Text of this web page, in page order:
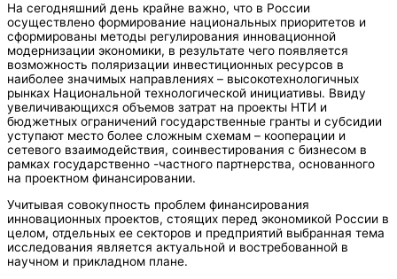
На сегодняшний день крайне важно, что в России
осуществлено формирование национальных приоритетов и
сформированы методы регулирования инновационной
модернизации экономики, в результате чего появляется
возможность поляризации инвестиционных ресурсов в
наиболее значимых направлениях – высокотехнологичных
рынках Национальной технологической инициативы. Ввиду
увеличивающихся объемов затрат на проекты НТИ и
бюджетных ограничений государственные гранты и субсидии
уступают место более сложным схемам – кооперации и
сетевого взаимодействия, соинвестирования с бизнесом в
рамках государственно -частного партнерства, основанного
на проектном финансировании.
Учитывая совокупность проблем финансирования
инновационных проектов, стоящих перед экономикой России в
целом, отдельных ее секторов и предприятий выбранная тема
исследования является актуальной и востребованной в
научном и прикладном плане.